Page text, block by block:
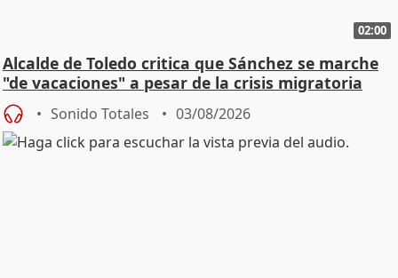
02:00
Alcalde de Toledo critica que Sánchez se marche
"de vacaciones" a pesar de la crisis migratoria
Sonido Totales 03/08/2026